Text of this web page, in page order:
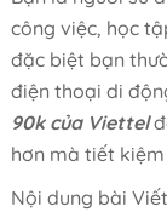
công việc, học
đặc biệt bạn
điện thoại di
90k của Viettel
hơn mà tiết
Nội dung bài